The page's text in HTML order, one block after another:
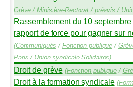
Grève/ Ministère-Rectorat/ préavis /
Rassemblement du 10
rapport de force pour gagner sur
(Communiqués / Fonction publique/
Paris / Union syndicale Solidaires)
Droit de grève (Fonction publique/
Droit à la formation syndicale (